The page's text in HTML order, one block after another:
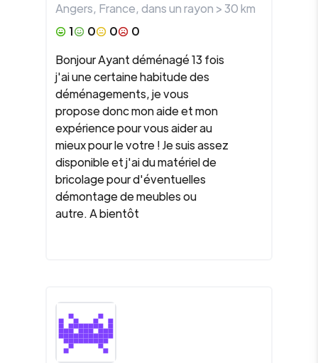
Angers, France, dans un rayon >30km
1
0 0
0
Bonjour Ayant déménagé 13 fois
j'ai une certaine habitude des
déménagements, je vous
propose donc mon aide et mon
expérience pour vous aider au
mieux pour le votre ! Je suis assez
disponible et j'ai du matériel de
bricolage pour d'éventuelles
démontage de meubles ou
autre. A bientôt